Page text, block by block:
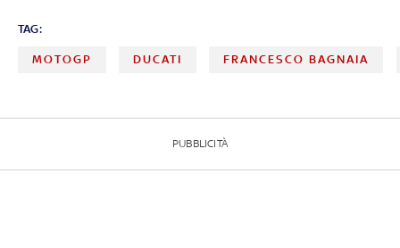
TAG:
MOTOGP DUCATI FRANCESCO BAGNAIA
PUBBLICITÀ